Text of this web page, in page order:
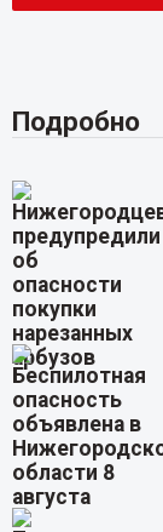
Подробно